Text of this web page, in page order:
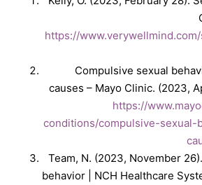
https://
Compulsive sexual
causes – Mayo Clinic. (2023,
https://
conditions/compulsive-sexual-
Team, N. (2023, November
behavior | NCH Healthcare